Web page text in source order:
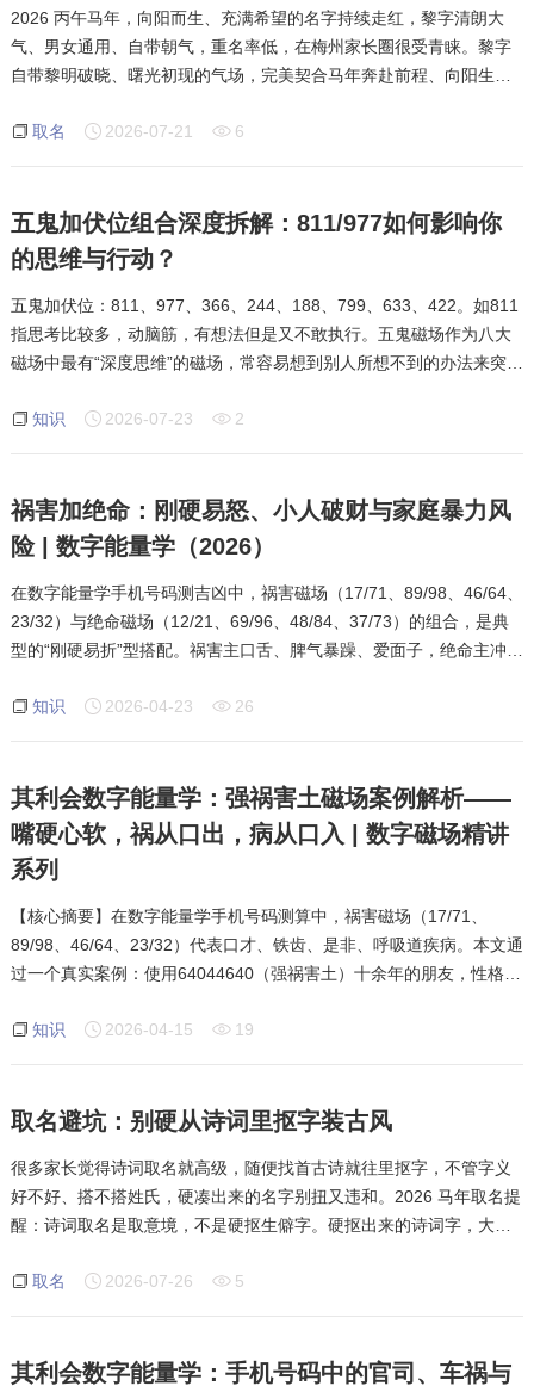
2026 丙午马年，向阳而生、充满希望的名字持续走红，黎字清朗大
气、男女通用、自带朝气，重名率低，在梅州家长圈很受青睐。黎字
自带黎明破晓、曙光初现的气场，完美契合马年奔赴前程、向阳生长
生充满希望、前路光明，朝气蓬勃、向上
取名 2026-07-21 6
五鬼加伏位组合深度拆解：811/977如何影响你
的思维与行动？
五鬼加伏位：811、977、366、244、188、799、633、422。如811
指思考比较多，动脑筋，有想法但是又不敢执行。五鬼磁场作为八大
磁场中最有“深度思维”的磁场，常容易想到别人所想不到的办法来突破
案例，当五鬼磁场和伏
知识 2026-07-23 2
祸害加绝命：刚硬易怒、小人破财与家庭暴力风
险 | 数字能量学（2026）
在数字能量学手机号码测吉凶中，祸害磁场（17/71、89/98、46/64、
23/32）与绝命磁场（12/21、69/96、48/84、37/73）的组合，是典
型的“刚硬易折”型搭配。祸害主口舌、脾气暴躁、爱面子，绝命主冲
角、暴力冲突甚至家庭暴力，导
知识 2026-04-23 26
其利会数字能量学：强祸害土磁场案例解析——
嘴硬心软，祸从口出，病从口入 | 数字磁场精讲
系列
【核心摘要】在数字能量学手机号码测算中，祸害磁场（17/71、
89/98、46/64、23/32）代表口才、铁齿、是非、呼吸道疾病。本文通
过一个真实案例：使用64044640（强祸害土）十余年的朋友，性格嘴
方面的真实影响。根据其利会
知识 2026-04-15 19
取名避坑：别硬从诗词里抠字装古风
很多家长觉得诗词取名就高级，随便找首古诗就往里抠字，不管字义
好不好、搭不搭姓氏，硬凑出来的名字别扭又违和。2026 马年取名提
醒：诗词取名是取意境，不是硬抠生僻字。硬抠出来的诗词字，大多
怪，甚至藏着不好的谐音。看似有文化，实则
取名 2026-07-26 5
其利会数字能量学：手机号码中的官司、车祸与